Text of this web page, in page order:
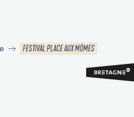
FESTIVAL PLACE AUX MÔMES